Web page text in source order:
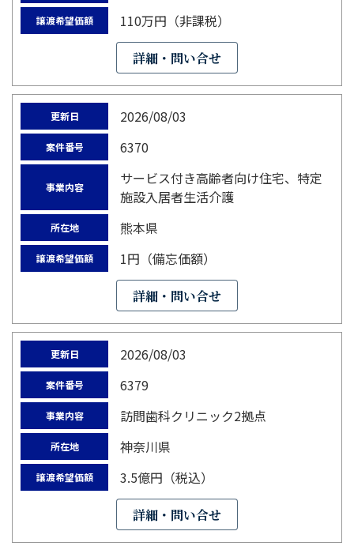
譲渡希望価額 110万円（非課税）
詳細・問い合せ
更新日 2026/08/03
案件番号 6370
事業内容
サービス付き高齢者向け住宅、特定
施設入居者生活介護
所在地 熊本県
譲渡希望価額 1円（備忘価額）
詳細・問い合せ
更新日 2026/08/03
案件番号 6379
事業内容 訪問歯科クリニック2拠点
所在地 神奈川県
譲渡希望価額 3.5億円（税込）
詳細・問い合せ